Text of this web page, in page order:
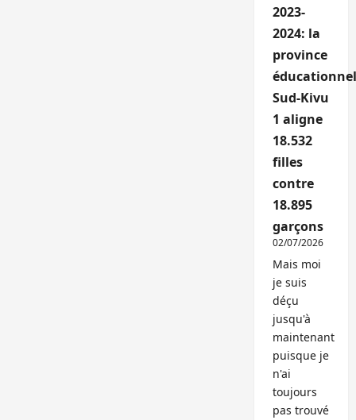
2023-
2024: la
province
Sud-Kivu
1 aligne
18.532
filles
contre
18.895
garçons
02/07/2026
Mais moi
je suis
déçu
jusqu'à
maintenant
puisque je
n'ai
toujours
pas trouvé